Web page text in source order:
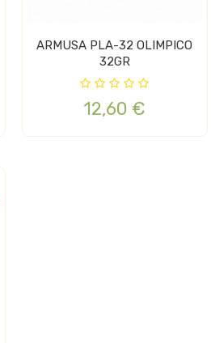
ARMUSA PLA-32 OLIMPICO
32GR
12,60 €